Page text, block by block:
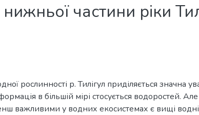
частини ріки
рослинності р. Тилігул приділяється значна
в більшій мірі стосується водоростей. Але
важливими у водних екосистемах є вищі водні